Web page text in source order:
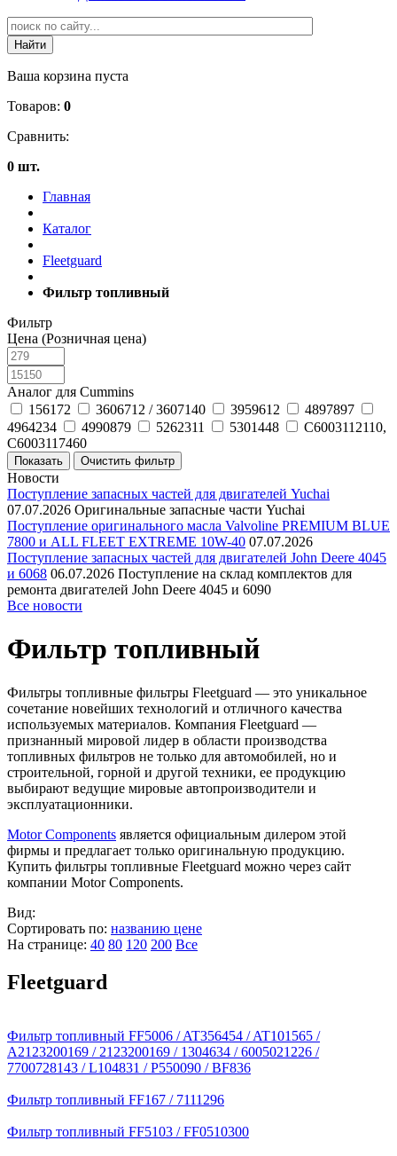
Ваша корзина пуста
Товаров: 0
Сравнить:
0 шт.
Главная
Каталог
Fleetguard
Фильтр топливный
Фильтр
Цена (Розничная цена)
Аналог для Cummins
156172
3606712 / 3607140 3959612
4897897
4964234
4990879 5262311 5301448
C6003112110,
C6003117460
Новости
Поступление запасных частей для двигателей Yuchai
07.07.2026 Оригинальные запасные части Yuchai
Поступление оригинального масла Valvoline PREMIUM BLUE
7800 и ALL FLEET EXTREME 10W-40 07.07.2026
Поступление запасных частей для двигателей John Deere 4045
и 6068 06.07.2026 Поступление на склад комплектов для
ремонта двигателей John Deere 4045 и 6090
Все новости
Фильтр топливный
Фильтры топливные фильтры Fleetguard — это уникальное
сочетание новейших технологий и отличного качества
используемых материалов. Компания Fleetguard —
признанный мировой лидер в области производства
топливных фильтров не только для автомобилей, но и
строительной, горной и другой техники, ее продукцию
выбирают ведущие мировые автопроизводители и
эксплуатационники.
Motor Components является официальным дилером этой
фирмы и предлагает только оригинальную продукцию.
Купить фильтры топливные Fleetguard можно через сайт
компании Motor Components.
Вид:
Сортировать по: названию цене
На странице: 40 80 120 200 Все
Fleetguard
Фильтр топливный FF5006 / AT356454 / AT101565 /
A2123200169 / 2123200169 / 1304634 / 6005021226 /
7700728143 / L104831 / P550090 / BF836
Фильтр топливный FF167 / 7111296
Фильтр топливный FF5103 / FF0510300